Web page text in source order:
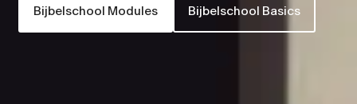
Bijbelschool Modules Bijbelschool Basics